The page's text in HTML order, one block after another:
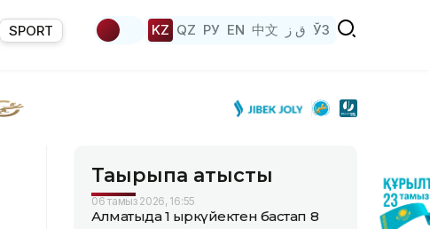
SPORT KZ QZ РУ EN 中文 ق ز ЎЗ
Тақырыпқа қатысты
06 тамыз 2026, 16:55
Алматыда 1 қыркүйектен бастап 8